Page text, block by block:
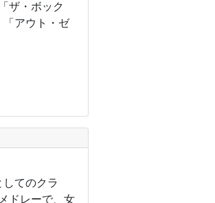
ザ・ボック
「アウト・ゼ
てのクラ
ドレーで、女